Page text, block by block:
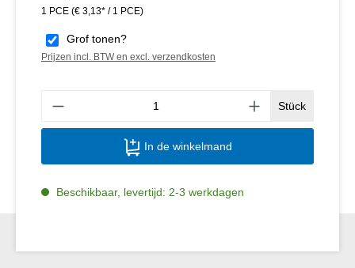
1 PCE (€ 3,13* / 1 PCE)
Grof tonen?
Prijzen incl. BTW en excl. verzendkosten
Stück
In de winkelmand
Beschikbaar, levertijd: 2-3 werkdagen